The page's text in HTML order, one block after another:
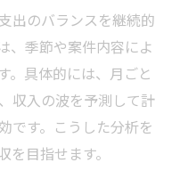
出のバランスを継続的
、季節や案件内容によ
。具体的には、月ごと
収入の波を予測して計
です。こうした分析を
目指せます。